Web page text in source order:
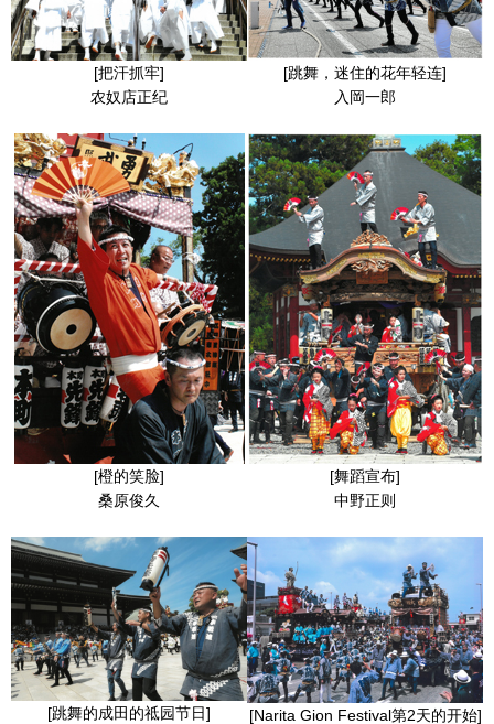
[把汗抓牢]
农奴店正纪
[跳舞，迷住的花年轻连]
入岡一郎
[橙的笑脸]
桑原俊久
[舞蹈宣布]
中野正则
[跳舞的成田的祗园节日] [Narita Gion Festival第2天的开始]